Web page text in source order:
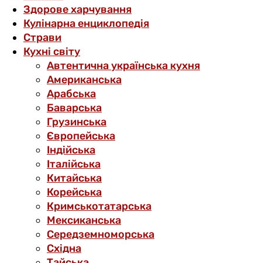
Здорове харчування
Кулінарна енциклопедія
Страви
Кухні світу
Автентична українська кухня
Американська
Арабська
Баварська
Грузинська
Європейська
Індійська
Італійська
Китайська
Корейська
Кримськотатарська
Мексиканська
Середземноморська
Східна